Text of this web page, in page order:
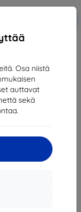
Osa niistä
auttavat
sekä
Film Watch Vivo Watch
Koko näytön kalvo
8,01 €
kappale varastossa